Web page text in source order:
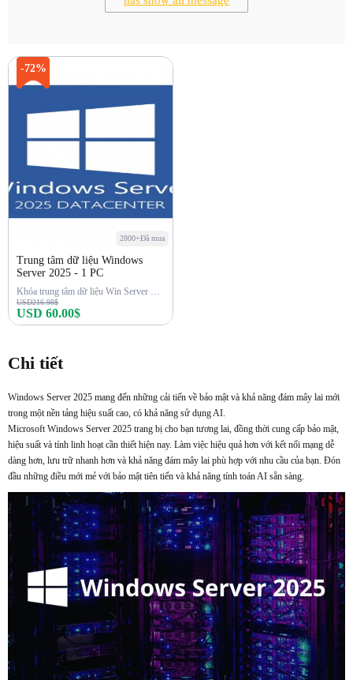
-72%
2800+Đã mua
Trung tâm dữ liệu Windows
Server 2025 - 1 PC
Khóa trung tâm dữ liệu Win Server 2025
USD216.98$
USD 60.00$
Chi tiết
Windows Server 2025 mang đến những cải tiến về bảo mật và khả năng đám mây lai mới
trong một nền tảng hiệu suất cao, có khả năng sử dụng AI.
Microsoft Windows Server 2025 trang bị cho bạn tương lai, đồng thời cung cấp bảo mật,
hiệu suất và tính linh hoạt cần thiết hiện nay. Làm việc hiệu quả hơn với kết nối mạng dễ
dàng hơn, lưu trữ nhanh hơn và khả năng đám mây lai phù hợp với nhu cầu của bạn. Đón
đầu những điều mới mẻ với bảo mật tiên tiến và khả năng tính toán AI sẵn sàng.